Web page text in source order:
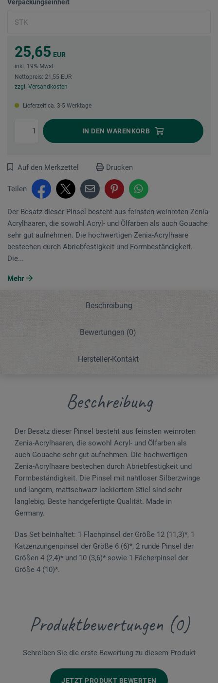
Verpackungseinheit
25,65 EUR
inkl. 19% Mwst
Nettopreis: 21,55 EUR
zzgl. Versandkosten
Lieferzeit ca. 3-5 Werktage
IN DEN WARENKORB
Auf den Merkzettel Drucken
Teilen
Der Besatz dieser Pinsel besteht aus feinsten weinroten Zenia-
Acrylhaaren, die sowohl Acryl- und Ölfarben als auch Gouache
sehr gut aufnehmen. Die hochwertigen Zenia-Acrylhaare
bestechen durch Abriebfestigkeit und Formbeständigkeit.
Die...
Mehr
Beschreibung
Bewertungen (0)
Hersteller-Kontakt
Beschreibung
Der Besatz dieser Pinsel besteht aus feinsten weinroten
Zenia-Acrylhaaren, die sowohl Acryl- und Ölfarben als
auch Gouache sehr gut aufnehmen. Die hochwertigen
Zenia-Acrylhaare bestechen durch Abriebfestigkeit und
Formbeständigkeit. Die Pinsel mit nahtloser Silber­zwinge
und langem, mattschwarz lackiertem Stiel sind sehr
langlebig. Beste handgefertigte Qualität. Made in
Germany.
Das Set beinhaltet: 1 Flachpinsel der Größe 12 (11,3)*, 1
Katzenzungenpinsel der Größe 6 (6)*, 2 runde Pinsel der
Größen 4 (2,4)* und 10 (3,6)* sowie 1 Fächer­pinsel der
Größe 4 (10)*.
Produktbewertungen (0)
Schreiben Sie die erste Bewertung zu diesem Produkt
JETZT PRODUKT BEWERTEN